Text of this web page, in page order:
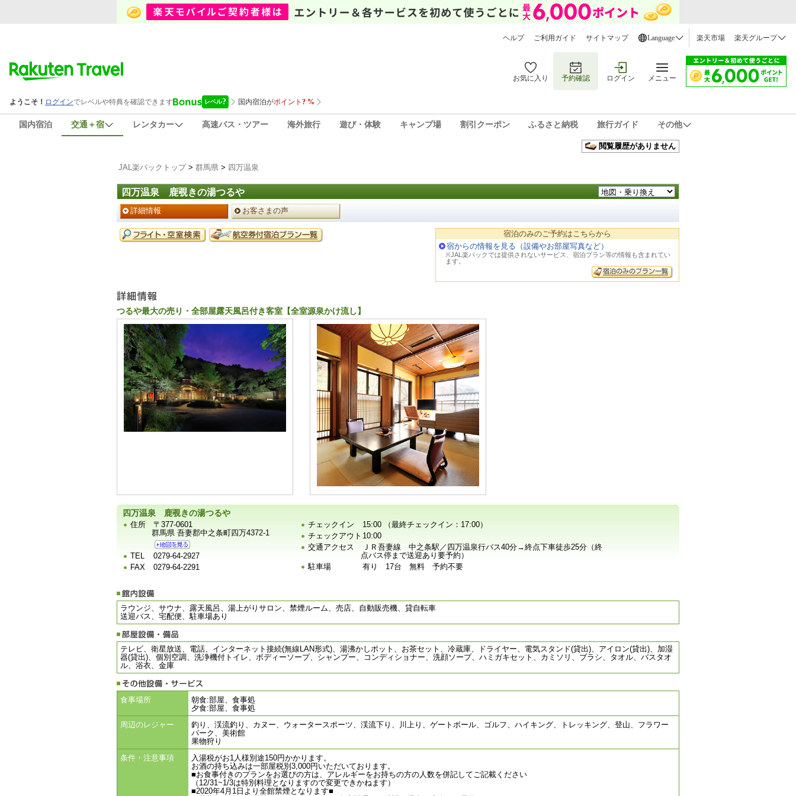
ヘルプ ご利用ガイド サイトマップ Language 楽天市場 楽天グループ
お気に入り 予約確認 ログイン メニュー
国内宿泊 交通＋宿 レンタカー 高速バス・ツアー 海外旅行 遊び・体験 キャンプ場 割引クーポン ふるさと納税 旅行ガイド その他
閲覧履歴がありません
JAL楽パックトップ> 群馬県 > 四万温泉
四万温泉 鹿覗きの湯つるや
ペ
ー
ジ
メ
ニ
詳細情報 お客さまの声
予
約
宿泊のみのご予約はこちらから
宿からの情報を見る（設備やお部屋写真など）
※JAL楽パックでは提供されないサービス、宿泊プラン等の情報も含まれてい
ます。
つるや最大の売り・全部屋露天風呂付き客室【全室源泉かけ流し】
宿
泊
施
設
の
写
真
四万温泉 鹿覗きの湯つるや
住所
〒377-0601
群馬県 吾妻郡中之条町四万4372-1
TEL
0279-64-2927
FAX
0279-64-2291
チェックイン
15:00 （最終チェックイン：17:00）
チェックアウト 10:00
交通アクセス
ＪＲ吾妻線 中之条駅／四万温泉行バス40分→終点下車徒歩25分（終
点バス停まで送迎あり要予約）
駐車場
有り 17台 無料 予約不要
ラウンジ、サウナ、露天風呂、湯上がりサロン、禁煙ルーム、売店、自動販売機、貸自転車
送迎バス、宅配便、駐車場あり
テレビ、衛星放送、電話、インターネット接続(無線LAN形式)、湯沸かしポット、お茶セット、冷蔵庫、ドライヤー、電気スタンド(貸出)、アイロン(貸出)、加湿
器(貸出)、個別空調、洗浄機付トイレ、ボディーソープ、シャンプー、コンディショナー、洗顔ソープ、ハミガキセット、カミソリ、ブラシ、タオル、バスタオ
ル、浴衣、金庫
食事場所
朝食:部屋、食事処
夕食:部屋、食事処
周辺のレジャー
釣り、渓流釣り、カヌー、ウォータースポーツ、渓流下り、川上り、ゲートボール、ゴルフ、ハイキング、トレッキング、登山、フラワー
パーク、美術館
果物狩り
条件・注意事項
入湯税がお1人様別途150円かかります。
お酒の持ち込みは一部屋税別3,000円いただいております。
■お食事付きのプランをお選びの方は、アレルギーをお持ちの方の人数を併記してご記載ください
（12/31~1/3は特別料理となりますので変更できかねます）
■2020年4月1日より全館禁煙となります■